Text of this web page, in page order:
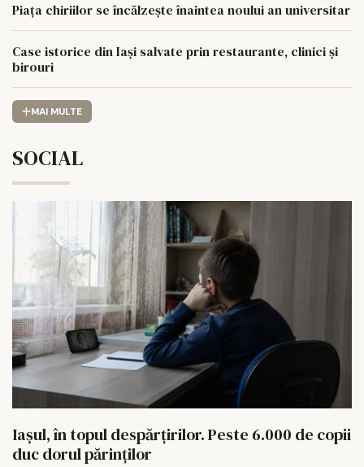
Piața chiriilor se încălzește înaintea noului an universitar
Case istorice din Iași salvate prin restaurante, clinici și
birouri
MAI MULTE
SOCIAL
Iașul, în topul despărțirilor. Peste 6.000 de copii
duc dorul părinților